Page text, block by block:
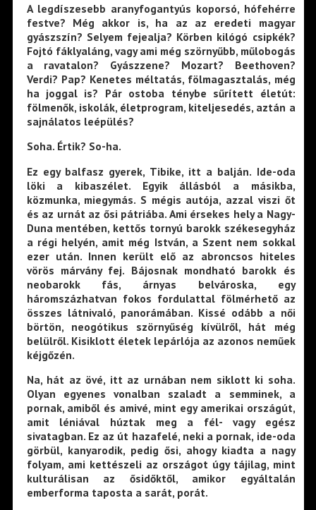
A legdíszesebb aranyfogantyús koporsó, hófehérre
festve? Még akkor is, ha az az eredeti magyar
gyászszín? Selyem fejealja? Körben kilógó csipkék?
Fojtó fáklyaláng, vagy ami még szörnyűbb, műlobogás
a ravatalon? Gyászzene? Mozart? Beethoven?
Verdi? Pap? Kenetes méltatás, fölmagasztalás, még
ha joggal is? Pár ostoba ténybe sűrített életút:
fölmenők, iskolák, életprogram, kiteljesedés, aztán a
sajnálatos leépülés?
Soha. Értik? So-ha.
Ez egy balfasz gyerek, Tibike, itt a balján. Ide-oda
löki a kibaszélet. Egyik állásból a másikba,
közmunka, miegymás. S mégis autója, azzal viszi őt
és az urnát az ősi pátriába. Ami érsekes hely a Nagy-
Duna mentében, kettős tornyú barokk székesegyház
a régi helyén, amit még István, a Szent nem sokkal
ezer után. Innen került elő az abroncsos hiteles
vörös márvány fej. Bájosnak mondható barokk és
neobarokk fás, árnyas belvároska, egy
háromszázhatvan fokos fordulattal fölmérhető az
összes látnivaló, panorámában. Kissé odább a női
börtön, neogótikus szörnyűség kívülről, hát még
belülről. Kisiklott életek lepárlója az azonos neműek
kéjgőzén.
Na, hát az övé, itt az urnában nem siklott ki soha.
Olyan egyenes vonalban szaladt a semminek, a
pornak, amiből és amivé, mint egy amerikai országút,
amit léniával húztak meg a fél- vagy egész
sivatagban. Ez az út hazafelé, neki a pornak, ide-oda
görbül, kanyarodik, pedig ősi, ahogy kiadta a nagy
folyam, ami kettészeli az országot úgy tájilag, mint
kulturálisan az ősidőktől, amikor egyáltalán
emberforma taposta a sarát, porát.